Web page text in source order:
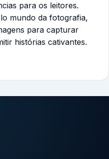
para os leitores.
mundo da fotografia,
para capturar
histórias cativantes.